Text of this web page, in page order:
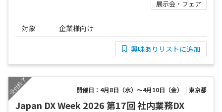
展示会・フェア
対象 企業様向け
興味ありリストに追加
開催日：4月8日（水）～4月10日（金）｜東京都
Japan DX Week 2026 第17回 社内業務DX